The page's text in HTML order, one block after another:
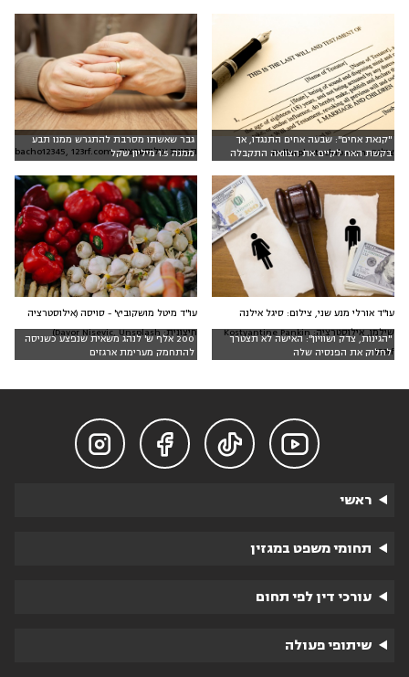
"קנאת אחים": שבעה אחים התנגדו, אך
בקשת האח לקיים את הצוואה התקבלה
צילום: Dollarphotoclub.com
גבר שאשתו מסרבת להתגרש ממנו תבע
ממנה 1.5 מיליון שקל
תמונת אילוסטרציה: bacho12345, 123rf.com
"הגינות, צדק ושוויון": האישה לא תצטרך
לחלוק את הפנסיה שלה
עו"ד אורלי מנע שני, צילום: סיגל אילנה
שילמן, אילוסטרציה: Kostyantine Pankin
123rf
200 אלף ש' לנהג משאית שנפצע כשניסה
להתחמק מערימת ארגזים
עו"ד מיטל מושקוביץ' - סויסה (אילוסטרציה
חיצונית: Davor Nisevic, Unsplash)




ראשי
תחומי משפט במגזין
עורכי דין לפי תחום
שיתופי פעולה